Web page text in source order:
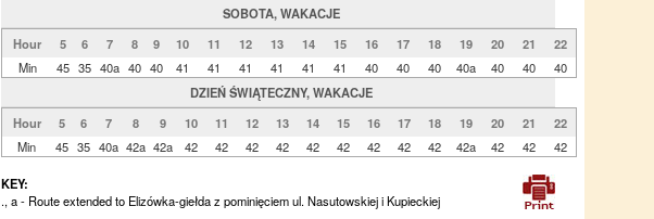
SOBOTA, WAKACJE
Hour
5 6 7 8 9 10 11 12 13 14 15 16 17 18 19 20 21
22
Min
45 35 40a 40 40 41 41 41 41 41 41 40 40 40 40a 40 40
40
DZIEŃ ŚWIĄTECZNY, WAKACJE
Hour
5 6 7 8 9 10 11 12 13 14 15 16 17 18 19 20 21
22
Min
45 35 40a 42a 42a 42 42 42 42 42 42 42 42 42 42a 42 42 42
KEY:
., a - Route extended to Elizówka-giełda z pominięciem ul. Nasutowskiej i Kupieckiej